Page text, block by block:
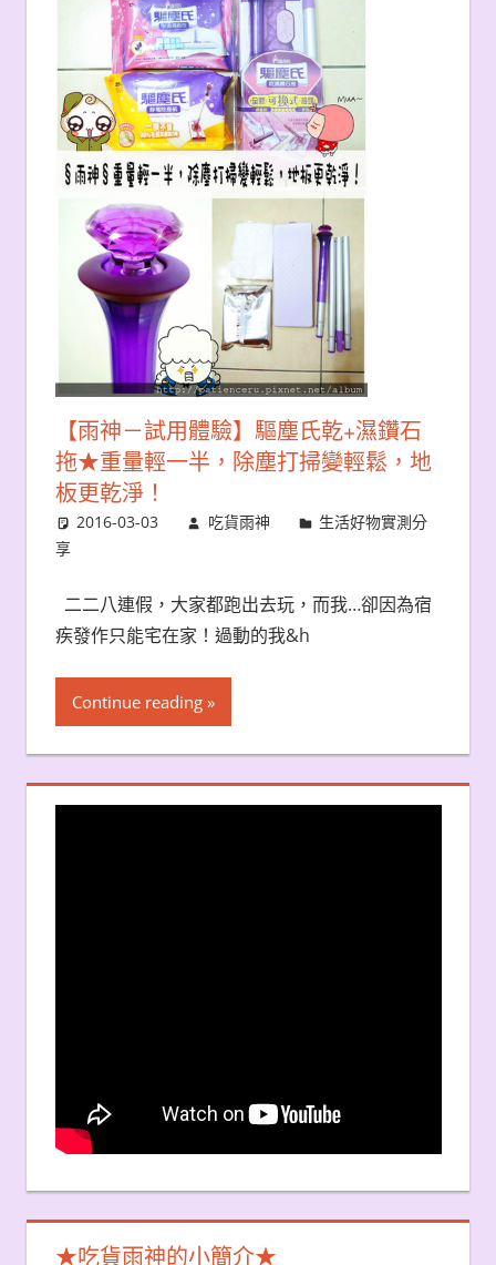
【雨神－試用體驗】驅塵氏乾+濕鑽石
拖★重量輕一半，除塵打掃變輕鬆，地
板更乾淨！
2016-03-03 吃貨雨神
生活好物實測分
享
二二八連假，大家都跑出去玩，而我…卻因為宿
疾發作只能宅在家！過動的我&h
Continue reading
★吃貨雨神的小簡介★